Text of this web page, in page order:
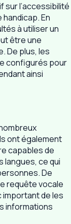
sur l’accessibilité
En
à utiliser un
être une
De plus, les
configurés pour
ainsi
ont également
capables de
ce qui
De
requête vocale
de les
informations